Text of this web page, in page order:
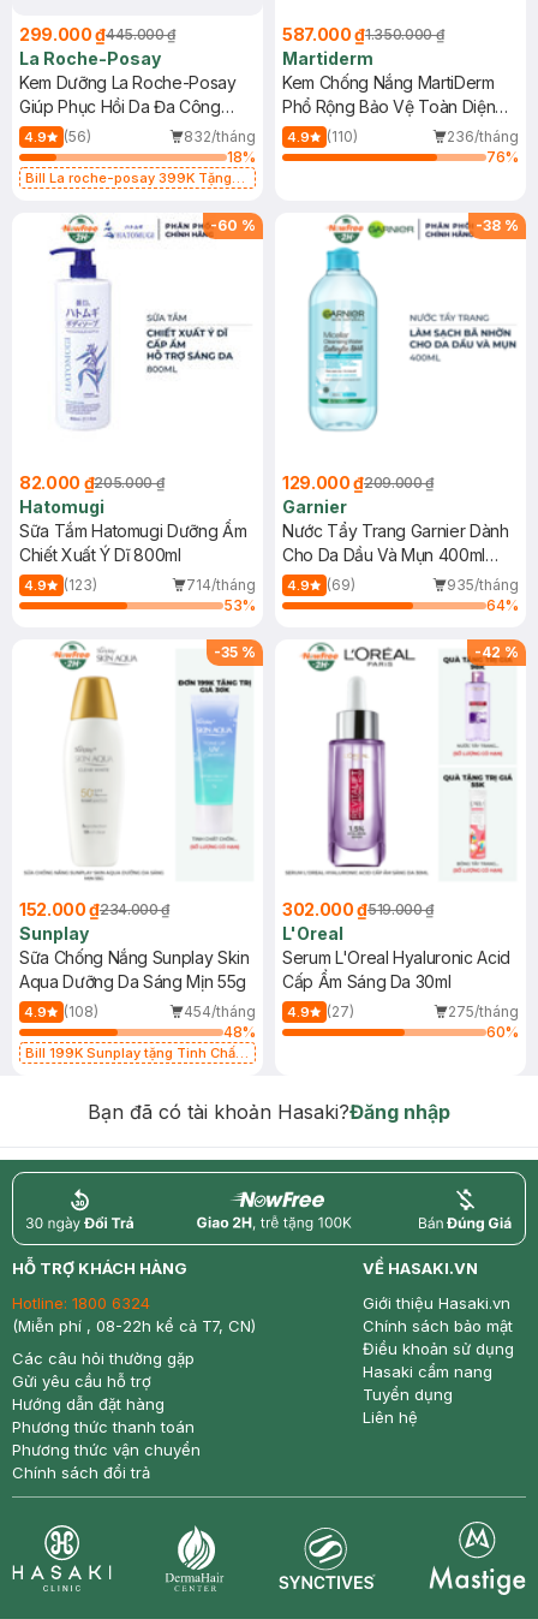
299.000 ₫445.000 ₫
La Roche-Posay
Kem Dưỡng La Roche-Posay
Giúp Phục Hồi Da Đa Công
Dụng 40ml
4.9 (56)
832/tháng
18%
Bill La roche-posay 399K Tặng
(SL có hạn)
587.000 ₫1.350.000 ₫
Martiderm
Kem Chống Nắng MartiDerm
Phổ Rộng Bảo Vệ Toàn Diện
40ml
4.9 (110)
236/tháng
76%
-60 %
82.000 ₫205.000 ₫
Hatomugi
Sữa Tắm Hatomugi Dưỡng Ẩm
Chiết Xuất Ý Dĩ 800ml
4.9 (123)
714/tháng
53%
-38 %
129.000 ₫209.000 ₫
Garnier
Nước Tẩy Trang Garnier Dành
Cho Da Dầu Và Mụn 400ml
(Mới)
4.9 (69)
935/tháng
64%
-35 %
152.000 ₫234.000 ₫
Sunplay
Sữa Chống Nắng Sunplay Skin
Aqua Dưỡng Da Sáng Mịn 55g
4.9 (108)
454/tháng
48%
Bill 199K Sunplay tặng Tinh Chất
-42 %
302.000 ₫519.000 ₫
L'Oreal
Serum L'Oreal Hyaluronic Acid
Cấp Ẩm Sáng Da 30ml
4.9 (27)
275/tháng
60%
Bạn đã có tài khoản Hasaki?Đăng nhập
return nowfree price
HỖ TRỢ KHÁCH HÀNG
Hotline: 1800 6324
(Miễn phí , 08-22h kể cả T7, CN)
Các câu hỏi thường gặp
Gửi yêu cầu hỗ trợ
Hướng dẫn đặt hàng
Phương thức thanh toán
Phương thức vận chuyển
Chính sách đổi trả
VỀ HASAKI.VN
Giới thiệu Hasaki.vn
Chính sách bảo mật
Điều khoản sử dụng
Hasaki cẩm nang
Tuyển dụng
Liên hệ